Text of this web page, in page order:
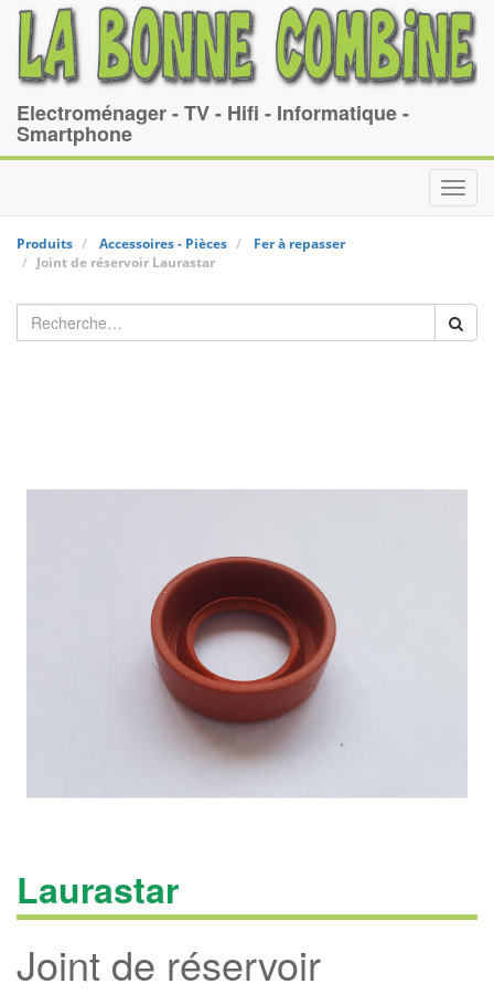
Electroménager - TV - Hifi - Informatique -
Smartphone
Produits Accessoires - Pièces
Fer à repasser
Joint de réservoir Laurastar
Laurastar
Joint de réservoir